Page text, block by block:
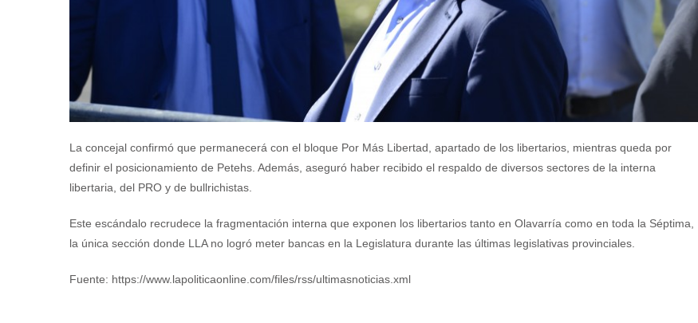
La concejal confirmó que permanecerá con el bloque Por Más Libertad, apartado de los libertarios, mientras queda por
definir el posicionamiento de Petehs. Además, aseguró haber recibido el respaldo de diversos sectores de la interna
libertaria, del PRO y de bullrichistas.
Este escándalo recrudece la fragmentación interna que exponen los libertarios tanto en Olavarría como en toda la Séptima,
la única sección donde LLA no logró meter bancas en la Legislatura durante las últimas legislativas provinciales.
Fuente: https://www.lapoliticaonline.com/files/rss/ultimasnoticias.xml